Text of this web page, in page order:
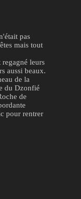
pas
mais tout
leurs
aussi beaux.
de la
du Dzonfié
de
pour rentrer